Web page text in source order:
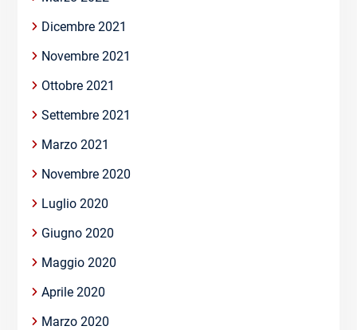
Dicembre 2021
Novembre 2021
Ottobre 2021
Settembre 2021
Marzo 2021
Novembre 2020
Luglio 2020
Giugno 2020
Maggio 2020
Aprile 2020
Marzo 2020